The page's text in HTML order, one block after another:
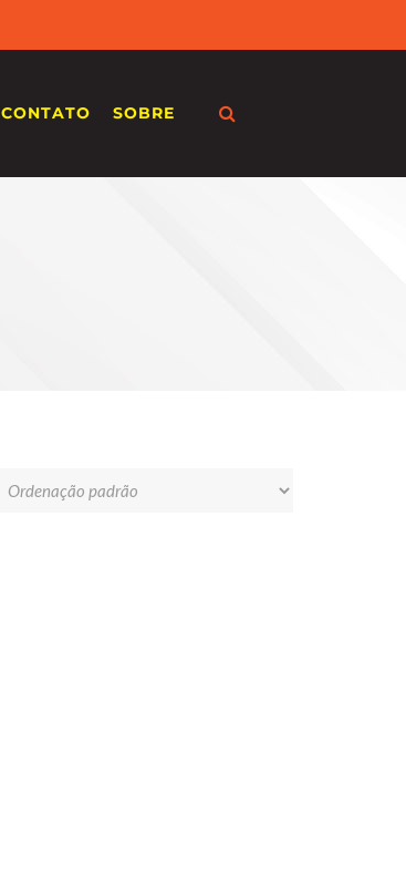
CONTATO SOBRE